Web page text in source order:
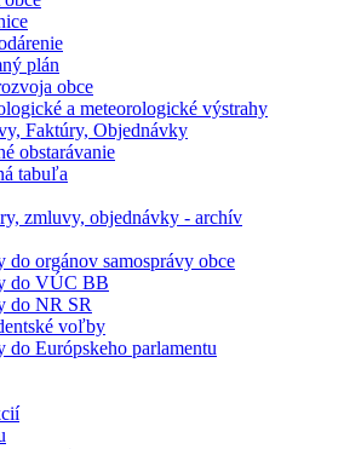
plán
obce
a meteorologické výstrahy
Faktúry, Objednávky
obstarávanie
tabuľa
zmluvy, objednávky - archív
do orgánov samosprávy obce
do VÚC BB
do NR SR
voľby
do Európskeho parlamentu